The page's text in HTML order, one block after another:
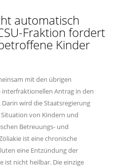
automatisch
Fraktion fordert
Kinder
mit den übrigen
Antrag in den
wird die Staatsregierung
von Kindern und
Betreuungs- und
ist eine chronische
eine Entzündung der
ist nicht heilbar. Die einzige